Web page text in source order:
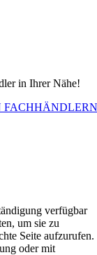
in Ihrer Nähe!
FACHHÄNDLERN
verfügbar
um sie zu
Seite aufzurufen.
oder mit